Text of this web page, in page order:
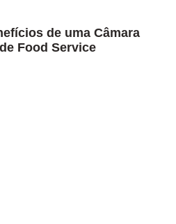
de uma Câmara
Food Service